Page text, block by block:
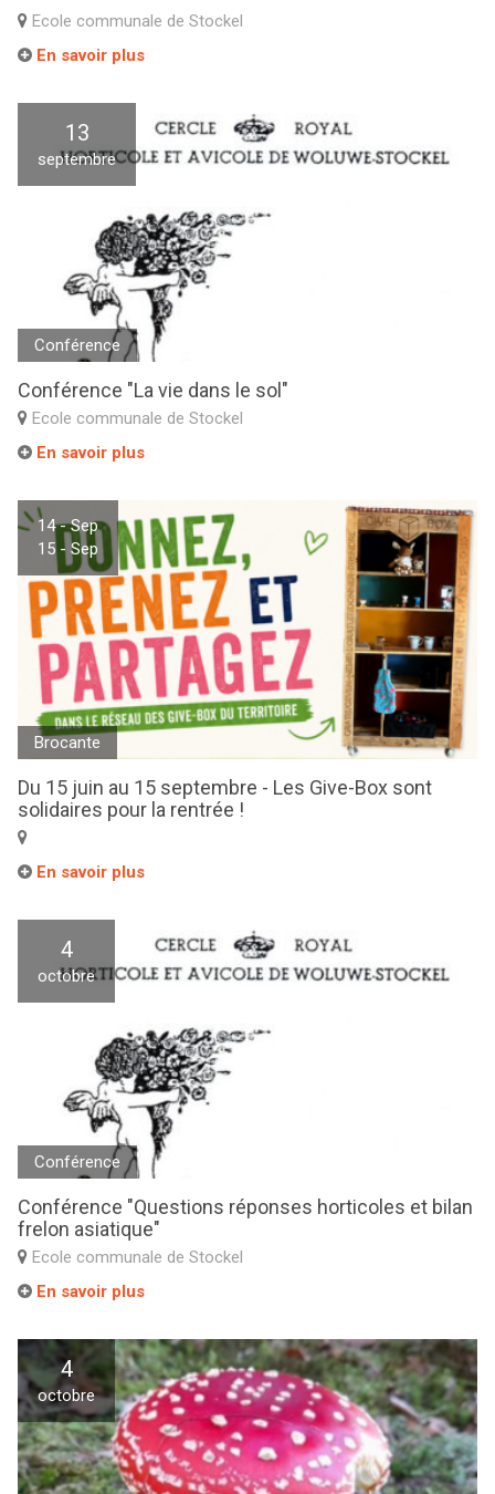
Ecole communale de Stockel
En savoir plus
13
septembre
Conférence
Conférence "La vie dans le sol"
Ecole communale de Stockel
En savoir plus
14 - Sep
15 - Sep
Brocante
Du 15 juin au 15 septembre - Les Give-Box sont
solidaires pour la rentrée !
En savoir plus
4
octobre
Conférence
Conférence "Questions réponses horticoles et bilan
frelon asiatique"
Ecole communale de Stockel
En savoir plus
4
octobre